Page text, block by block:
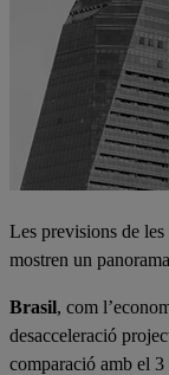
Les previsions de
mostren un
Brasil, com
desacceleració
comparació amb el